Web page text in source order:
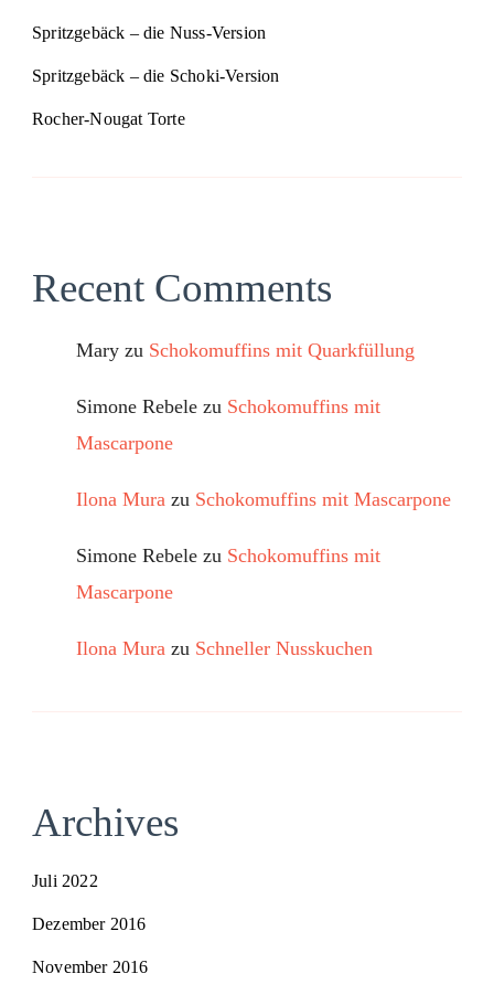
Spritzgebäck – die Nuss-Version
Spritzgebäck – die Schoki-Version
Rocher-Nougat Torte
Recent Comments
Mary zu Schokomuffins mit Quarkfüllung
Simone Rebele zu Schokomuffins mit
Mascarpone
Ilona Mura zu Schokomuffins mit Mascarpone
Simone Rebele zu Schokomuffins mit
Mascarpone
Ilona Mura zu Schneller Nusskuchen
Archives
Juli 2022
Dezember 2016
November 2016